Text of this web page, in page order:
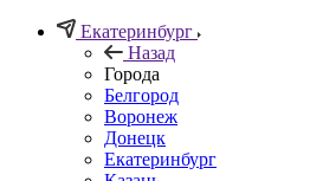
Екатеринбург
Назад
Города
Белгород
Воронеж
Донецк
Екатеринбург